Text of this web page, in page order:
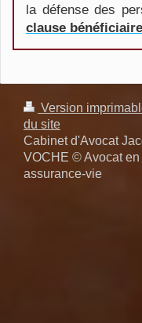
la défense des
clause
Version
du site
Cabinet d'Avocat
VOCHE © Avocat en
assurance-vie